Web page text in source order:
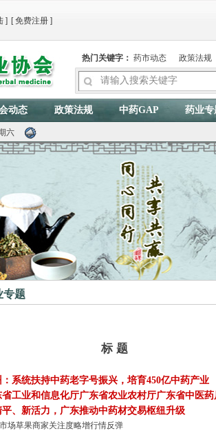
] [ 免费注册 ]
热门关键字： 药市动态 政策法规
动态 政策法规 中药GAP 药业专
六
专题
标 题
：系统扶持中药老字号振兴，培育450亿中药产业
省工业和信息化厅广东省农业农村厅广东省中医药
平、新活力，广东推动中药材交易枢纽升级
场草果商家关注度略增行情反弹